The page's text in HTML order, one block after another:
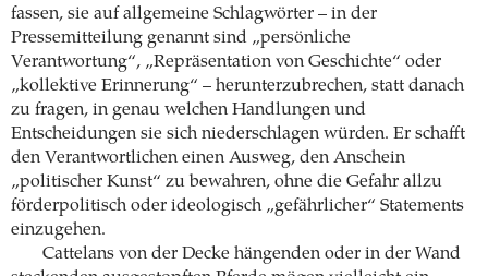
fassen, sie auf allgemeine Schlagwörter – in der
Pressemitteilung genannt sind „persönliche
Verantwortung“, „Repräsentation von Geschichte“ oder
„kollektive Erinnerung“ – herunterzubrechen, statt danach
zu fragen, in genau welchen Handlungen und
Entscheidungen sie sich niederschlagen würden. Er schafft
den Verantwortlichen einen Ausweg, den Anschein
„politischer Kunst“ zu bewahren, ohne die Gefahr allzu
förderpolitisch oder ideologisch „gefährlicher“ Statements
einzugehen.
Cattelans von der Decke hängenden oder in der Wand